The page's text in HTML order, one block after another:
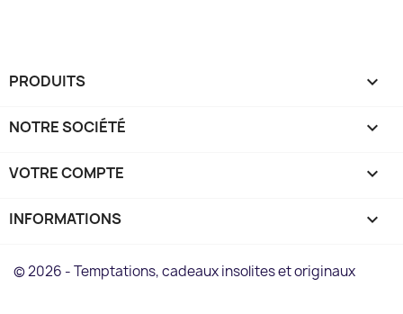
PRODUITS 
NOTRE SOCIÉTÉ 
VOTRE COMPTE 
INFORMATIONS keyboard_arrow_down
© 2026 - Temptations, cadeaux insolites et originaux